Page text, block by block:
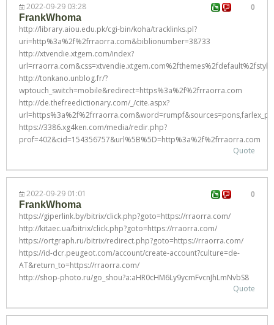
0
FrankWhoma
2022-09-29 03:28
http://library.aiou.edu.pk/cgi-bin/koha/tracklinks.pl?
uri=http%3a%2f%2frraorra.com&biblionumber=38733
http://xtvendie.xtgem.com/index?
http://tonkano.unblog.fr/?
wptouch_switch=mobile&redirect=https%3a%2f%2frraorra.com
http://de.thefreedictionary.com/_/cite.aspx?
https://3386.xg4ken.com/media/redir.php?
prof=402&cid=154356757&url%5B%5D=http%3a%2f%2frraorra.com
Quote
0
FrankWhoma
2022-09-29 01:01
https://giperlink.by/bitrix/click.php?goto=https://rraorra.com/
http://kitaec.ua/bitrix/click.php?goto=https://rraorra.com/
https://ortgraph.ru/bitrix/redirect.php?goto=https://rraorra.com/
https://id-dcr.peugeot.com/account/create-account?culture=de-
AT&return_to=https://rraorra.com/
http://shop-photo.ru/go_shou?a:aHR0cHM6Ly9ycmFvcnJhLmNvbS8
Quote